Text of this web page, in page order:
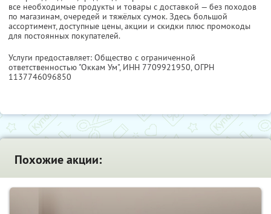
все необходимые продукты и товары с доставкой — без походов
по магазинам, очередей и тяжёлых сумок. Здесь большой
ассортимент, доступные цены, акции и скидки плюс промокоды
для постоянных покупателей.
Услуги предоставляет: Общество с ограниченной
ответственностью "Оккам Ум", ИНН 7709921950, ОГРН
1137746096850
Похожие акции: